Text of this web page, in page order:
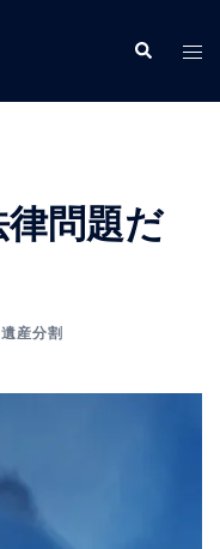
検
索
ト
問題だ
遺産分割